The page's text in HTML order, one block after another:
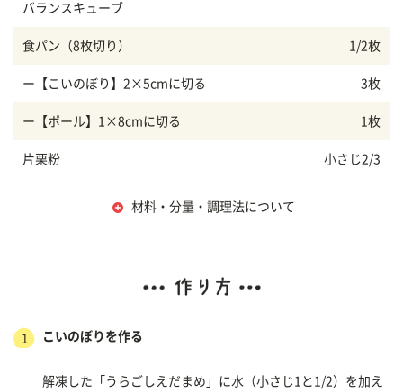
バランスキューブ
食パン（8枚切り） 1/2枚
ー【こいのぼり】2×5cmに切る 3枚
ー【ポール】1×8cmに切る 1枚
片栗粉 小さじ2/3
材料・分量・調理法について
1 こいのぼりを作る
解凍した「うらごしえだまめ」に水（小さじ1と1/2）を加え